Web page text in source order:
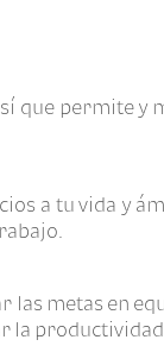
que permite y
a tu vida y
metas en
la